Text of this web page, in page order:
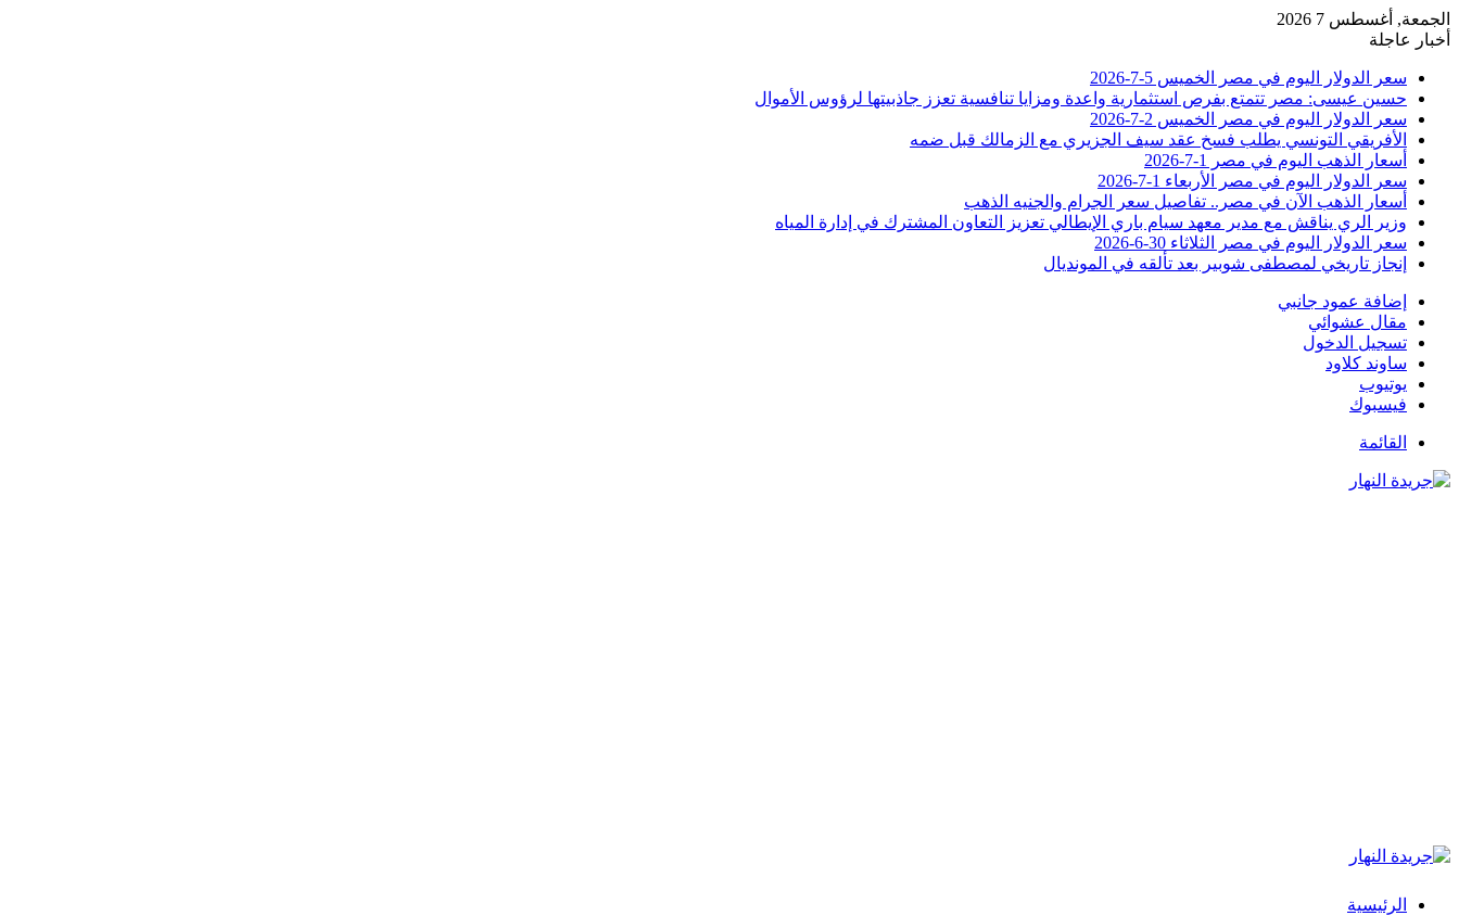
الجمعة, أغسطس 7 2026
أخبار عاجلة
سعر الدولار اليوم في مصر الخميس 5-7-2026
حسين عيسى: مصر تتمتع بفرص استثمارية واعدة ومزايا تنافسية تعزز جاذبيتها لرؤوس الأموال
سعر الدولار اليوم في مصر الخميس 2-7-2026
الأفريقي التونسي يطلب فسخ عقد سيف الجزيري مع الزمالك قبل ضمه
أسعار الذهب اليوم في مصر 1-7-2026
سعر الدولار اليوم في مصر الأربعاء 1-7-2026
أسعار الذهب الآن في مصر.. تفاصيل سعر الجرام والجنيه الذهب
وزير الري يناقش مع مدير معهد سيام باري الإيطالي تعزيز التعاون المشترك في إدارة المياه
سعر الدولار اليوم في مصر الثلاثاء 30-6-2026
إنجاز تاريخي لمصطفى شوبير بعد تألقه في المونديال
إضافة عمود جانبي
مقال عشوائي
تسجيل الدخول
ساوند كلاود
يوتيوب
فيسبوك
القائمة
الرئيسية